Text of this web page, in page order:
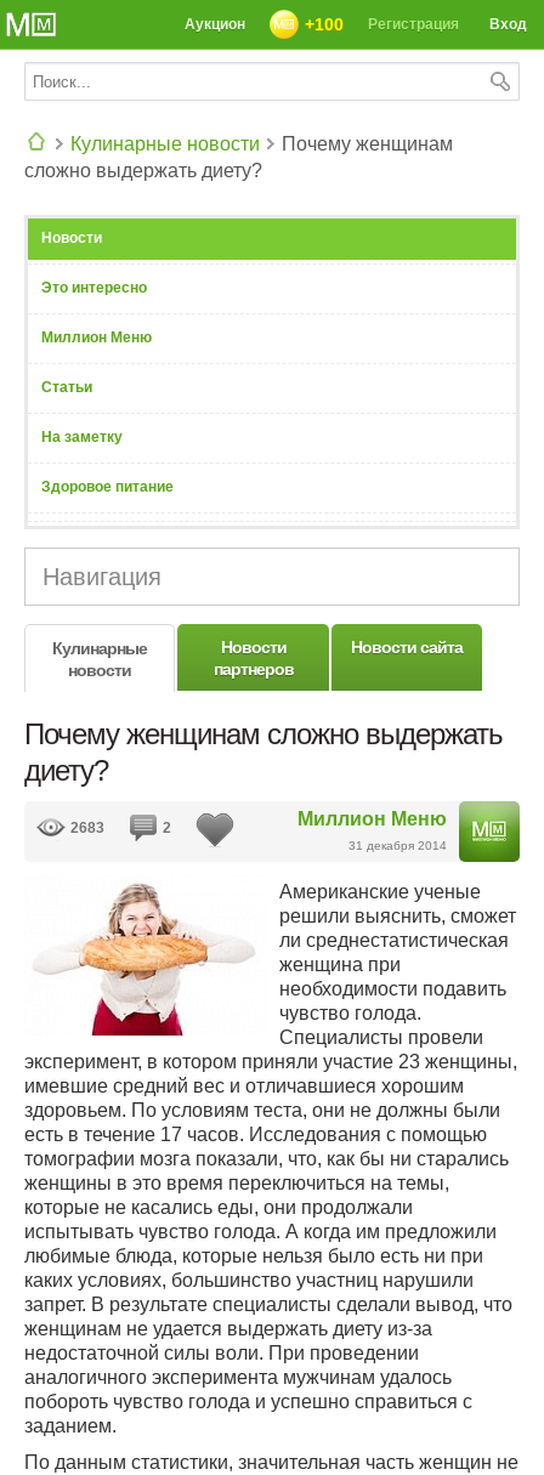
Вход
Регистрация
+100
Аукцион
Кулинарные новости
Почему женщинам
сложно выдержать диету?
Новости
Это интересно
Миллион Меню
Статьи
На заметку
Здоровое питание
Навигация
Кулинарные
новости
Новости
партнеров
Новости сайта
Почему женщинам сложно выдержать
диету?
Миллион Меню
31 декабря 2014
2683 2
Американские ученые
решили выяснить, сможет
ли среднестатистическая
женщина при
необходимости подавить
чувство голода.
Специалисты провели
эксперимент, в котором приняли участие 23 женщины,
имевшие средний вес и отличавшиеся хорошим
здоровьем. По условиям теста, они не должны были
есть в течение 17 часов. Исследования с помощью
томографии мозга показали, что, как бы ни старались
женщины в это время переключиться на темы,
которые не касались еды, они продолжали
испытывать чувство голода. А когда им предложили
любимые блюда, которые нельзя было есть ни при
каких условиях, большинство участниц нарушили
запрет. В результате специалисты сделали вывод, что
женщинам не удается выдержать диету из-за
недостаточной силы воли. При проведении
аналогичного эксперимента мужчинам удалось
побороть чувство голода и успешно справиться с
заданием.
По данным статистики, значительная часть женщин не